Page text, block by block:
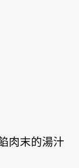
肉末的湯汁